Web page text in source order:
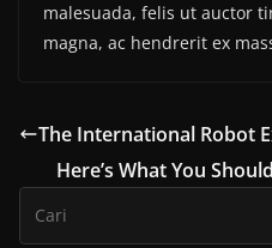
malesuada, felis ut auctor
magna, ac hendrerit ex
The International Robot
Here’s What You